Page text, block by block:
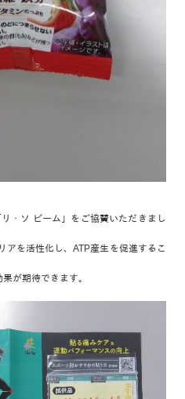
・ソ ビーム」をご協賛いただきまし
アを活性化し、ATP産生を促進するこ
が期待できます。